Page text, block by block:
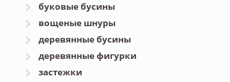
буковые бусины
вощеные шнуры
деревянные бусины
деревянные фигурки
застежки